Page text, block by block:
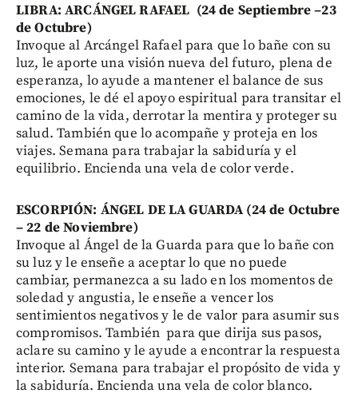
LIBRA: ARCÁNGEL RAFAEL (24 de Septiembre –23
de Octubre)
Invoque al Arcángel Rafael para que lo bañe con su
luz, le aporte una visión nueva del futuro, plena de
esperanza, lo ayude a mantener el balance de sus
emociones, le dé el apoyo espiritual para transitar el
camino de la vida, derrotar la mentira y proteger su
salud. También que lo acompañe y proteja en los
viajes. Semana para trabajar la sabiduría y el
equilibrio. Encienda una vela de color verde.
ESCORPIÓN: ÁNGEL DE LA GUARDA (24 de Octubre
– 22 de Noviembre)
Invoque al Ángel de la Guarda para que lo bañe con
su luz y le enseñe a aceptar lo que no puede
cambiar, permanezca a su lado en los momentos de
soledad y angustia, le enseñe a vencer los
sentimientos negativos y le de valor para asumir sus
compromisos. También para que dirija sus pasos,
aclare su camino y le ayude a encontrar la respuesta
interior. Semana para trabajar el propósito de vida y
la sabiduría. Encienda una vela de color blanco.